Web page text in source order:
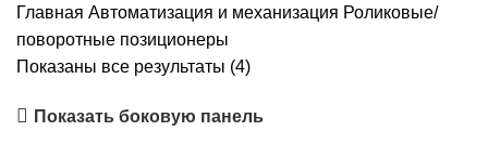
Главная Автоматизация и механизация Роликовые/
поворотные позиционеры
Показаны все результаты (4)
Показать боковую панель